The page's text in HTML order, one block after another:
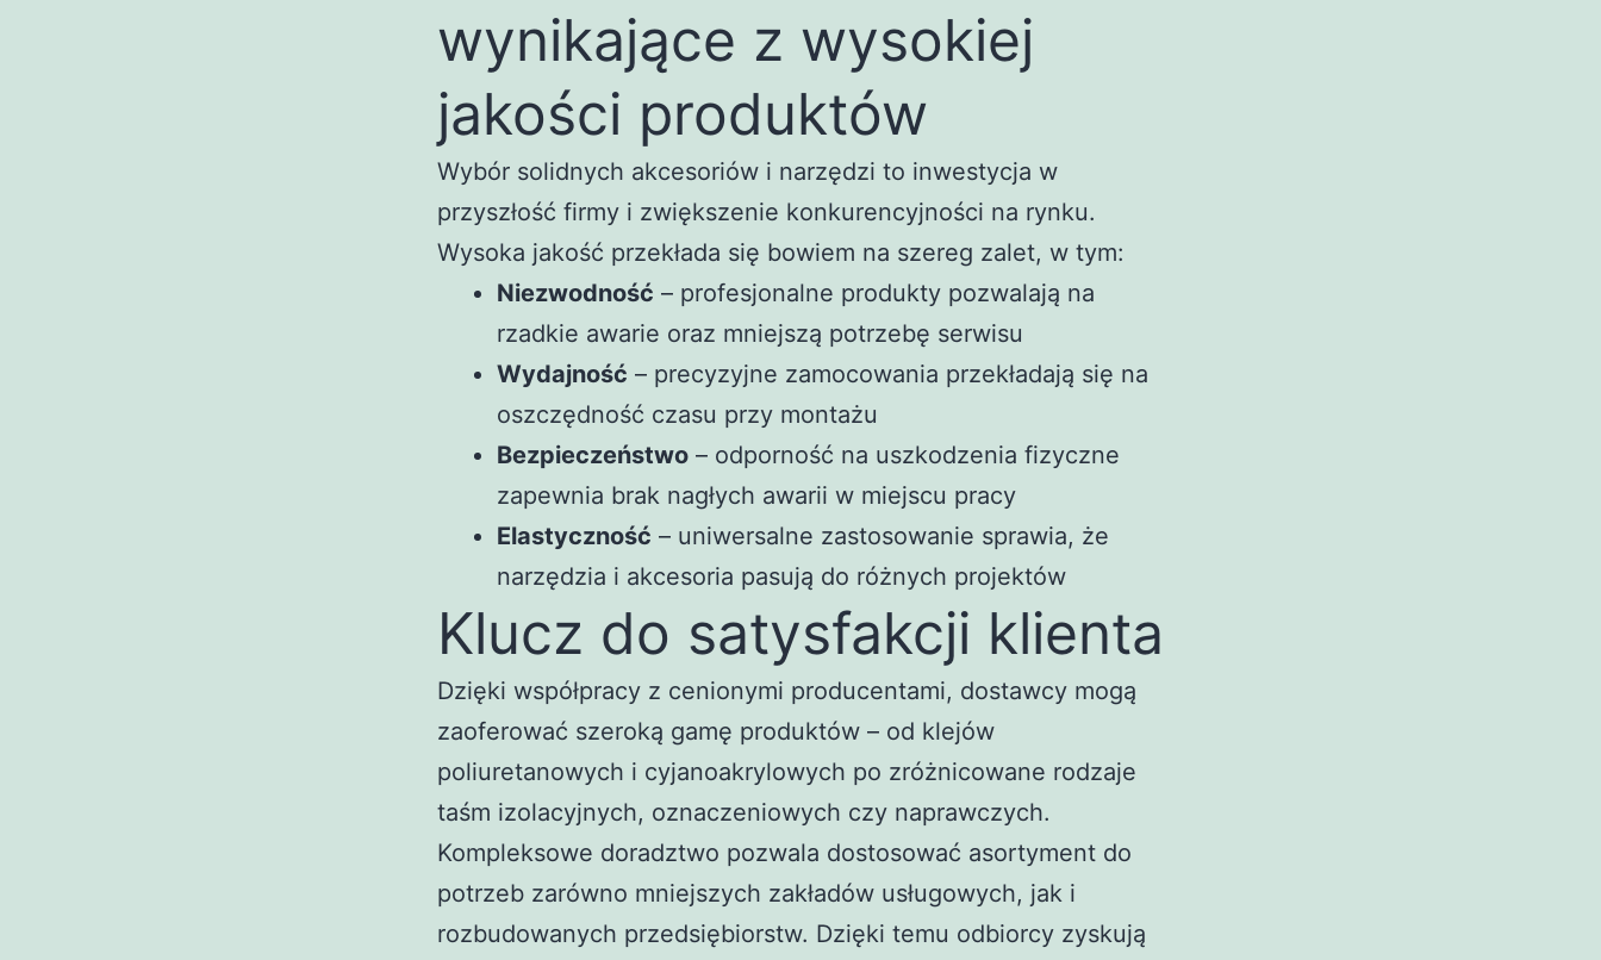
wynikające z wysokiej
jakości produktów
Wybór solidnych akcesoriów i narzędzi to inwestycja w
przyszłość firmy i zwiększenie konkurencyjności na rynku.
Wysoka jakość przekłada się bowiem na szereg zalet, w tym:
Niezwodność – profesjonalne produkty pozwalają na
rzadkie awarie oraz mniejszą potrzebę serwisu
Wydajność – precyzyjne zamocowania przekładają się na
oszczędność czasu przy montażu
Bezpieczeństwo – odporność na uszkodzenia fizyczne
zapewnia brak nagłych awarii w miejscu pracy
Elastyczność – uniwersalne zastosowanie sprawia, że
narzędzia i akcesoria pasują do różnych projektów
Klucz do satysfakcji klienta
Dzięki współpracy z cenionymi producentami, dostawcy mogą
zaoferować szeroką gamę produktów – od klejów
poliuretanowych i cyjanoakrylowych po zróżnicowane rodzaje
taśm izolacyjnych, oznaczeniowych czy naprawczych.
Kompleksowe doradztwo pozwala dostosować asortyment do
potrzeb zarówno mniejszych zakładów usługowych, jak i
rozbudowanych przedsiębiorstw. Dzięki temu odbiorcy zyskują